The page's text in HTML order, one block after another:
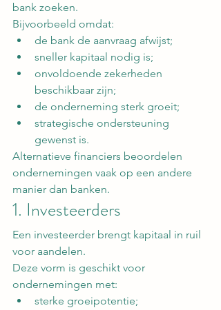
bank zoeken.
Bijvoorbeeld omdat:
de bank de aanvraag afwijst;
sneller kapitaal nodig is;
onvoldoende zekerheden
beschikbaar zijn;
de onderneming sterk groeit;
strategische ondersteuning
gewenst is.
Alternatieve financiers beoordelen
ondernemingen vaak op een andere
manier dan banken.
1. Investeerders
Een investeerder brengt kapitaal in ruil
voor aandelen.
Deze vorm is geschikt voor
ondernemingen met:
sterke groeipotentie;